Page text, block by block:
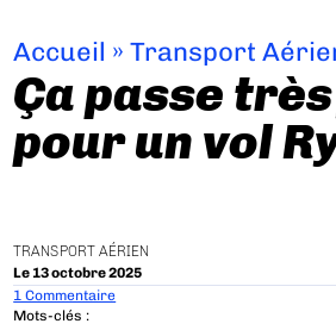
Accueil »Transport
Ça passe
pour un vol
TRANSPORT AÉRIEN
Le 13 octobre 2025
1 Commentaire
Mots-clés :